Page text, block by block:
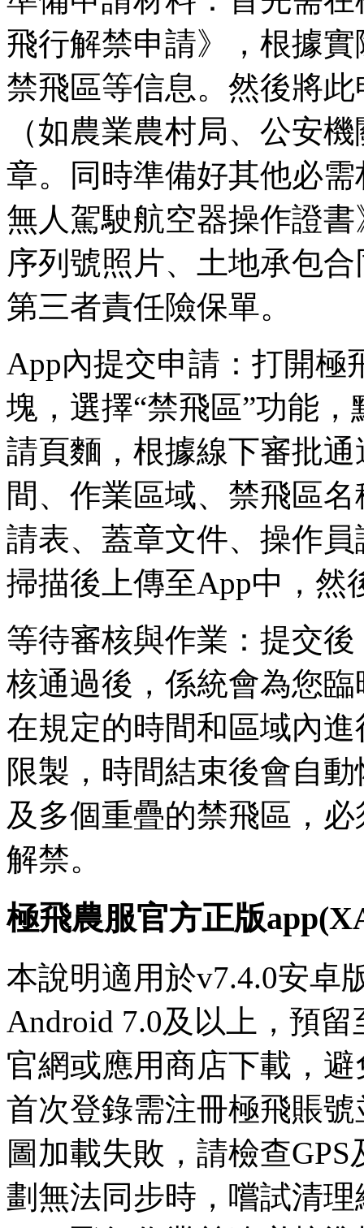
飛行解禁申請》，根據
禁飛區等信息。然後將
（如農業農村局、公安
章。同時準備好其他必
無人駕駛航空器操作證
序列號照片、土地承包
第三者責任險保單。
App內提交申請：打開極
塊，選擇“禁飛區”功能
請頁麵，根據線下審批
間、作業區域、禁飛區
請表、蓋章文件、操作
掃描後上傳至App中，然
等待審核與作業：提交
核通過後，係統會為您
在規定的時間和區域內
限製，時間結束後會自
及多個重疊的禁飛區，
解禁。
極飛農服官方正版
本說明適用於v7.4.0安卓
Android 7.0及以上，預
官網或應用商店下載，
首次登錄需注冊極飛賬
圖加載失敗，請檢查
劃無法同步時，嚐試清